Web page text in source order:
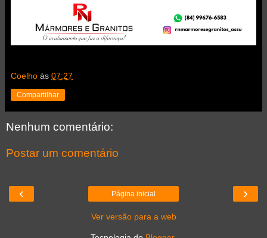
Coelho às 07:27
Compartilhar
Nenhum comentário:
Postar um comentário
‹ ›
Página inicial
Ver versão para a web